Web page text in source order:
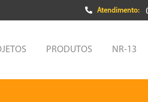
Atendimento:
PRODUTOS NR-13